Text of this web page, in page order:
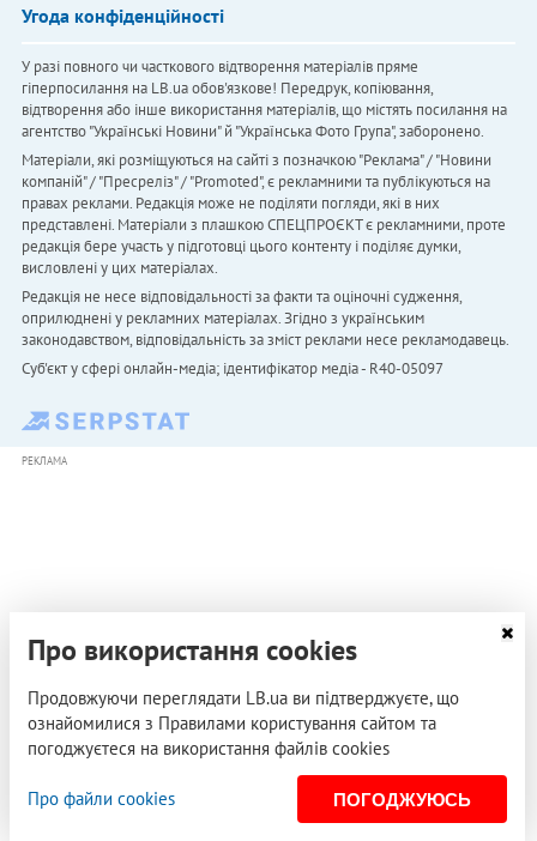
Угода конфіденційності
У разі повного чи часткового відтворення матеріалів пряме
гіперпосилання на LB.ua обов'язкове! Передрук, копіювання,
відтворення або інше використання матеріалів, що містять посилання на
агентство "Українськi Новини" й "Українська Фото Група", заборонено.
Матеріали, які розміщуються на сайті з позначкою "Реклама" / "Новини
компаній" / "Пресреліз" / "Promoted", є рекламними та публікуються на
правах реклами. Редакція може не поділяти погляди, які в них
представлені. Матеріали з плашкою СПЕЦПРОЄКТ є рекламними, проте
редакція бере участь у підготовці цього контенту і поділяє думки,
висловлені у цих матеріалах.
Редакція не несе відповідальності за факти та оціночні судження,
оприлюднені у рекламних матеріалах. Згідно з українським
законодавством, відповідальність за зміст реклами несе рекламодавець.
Cуб'єкт у сфері онлайн-медіа; ідентифікатор медіа - R40-05097
РЕКЛАМА
Про використання cookies
Продовжуючи переглядати LB.ua ви підтверджуєте, що
ознайомилися з Правилами користування сайтом та
погоджуєтеся на використання файлів cookies
Про файли cookies ПОГОДЖУЮСЬ